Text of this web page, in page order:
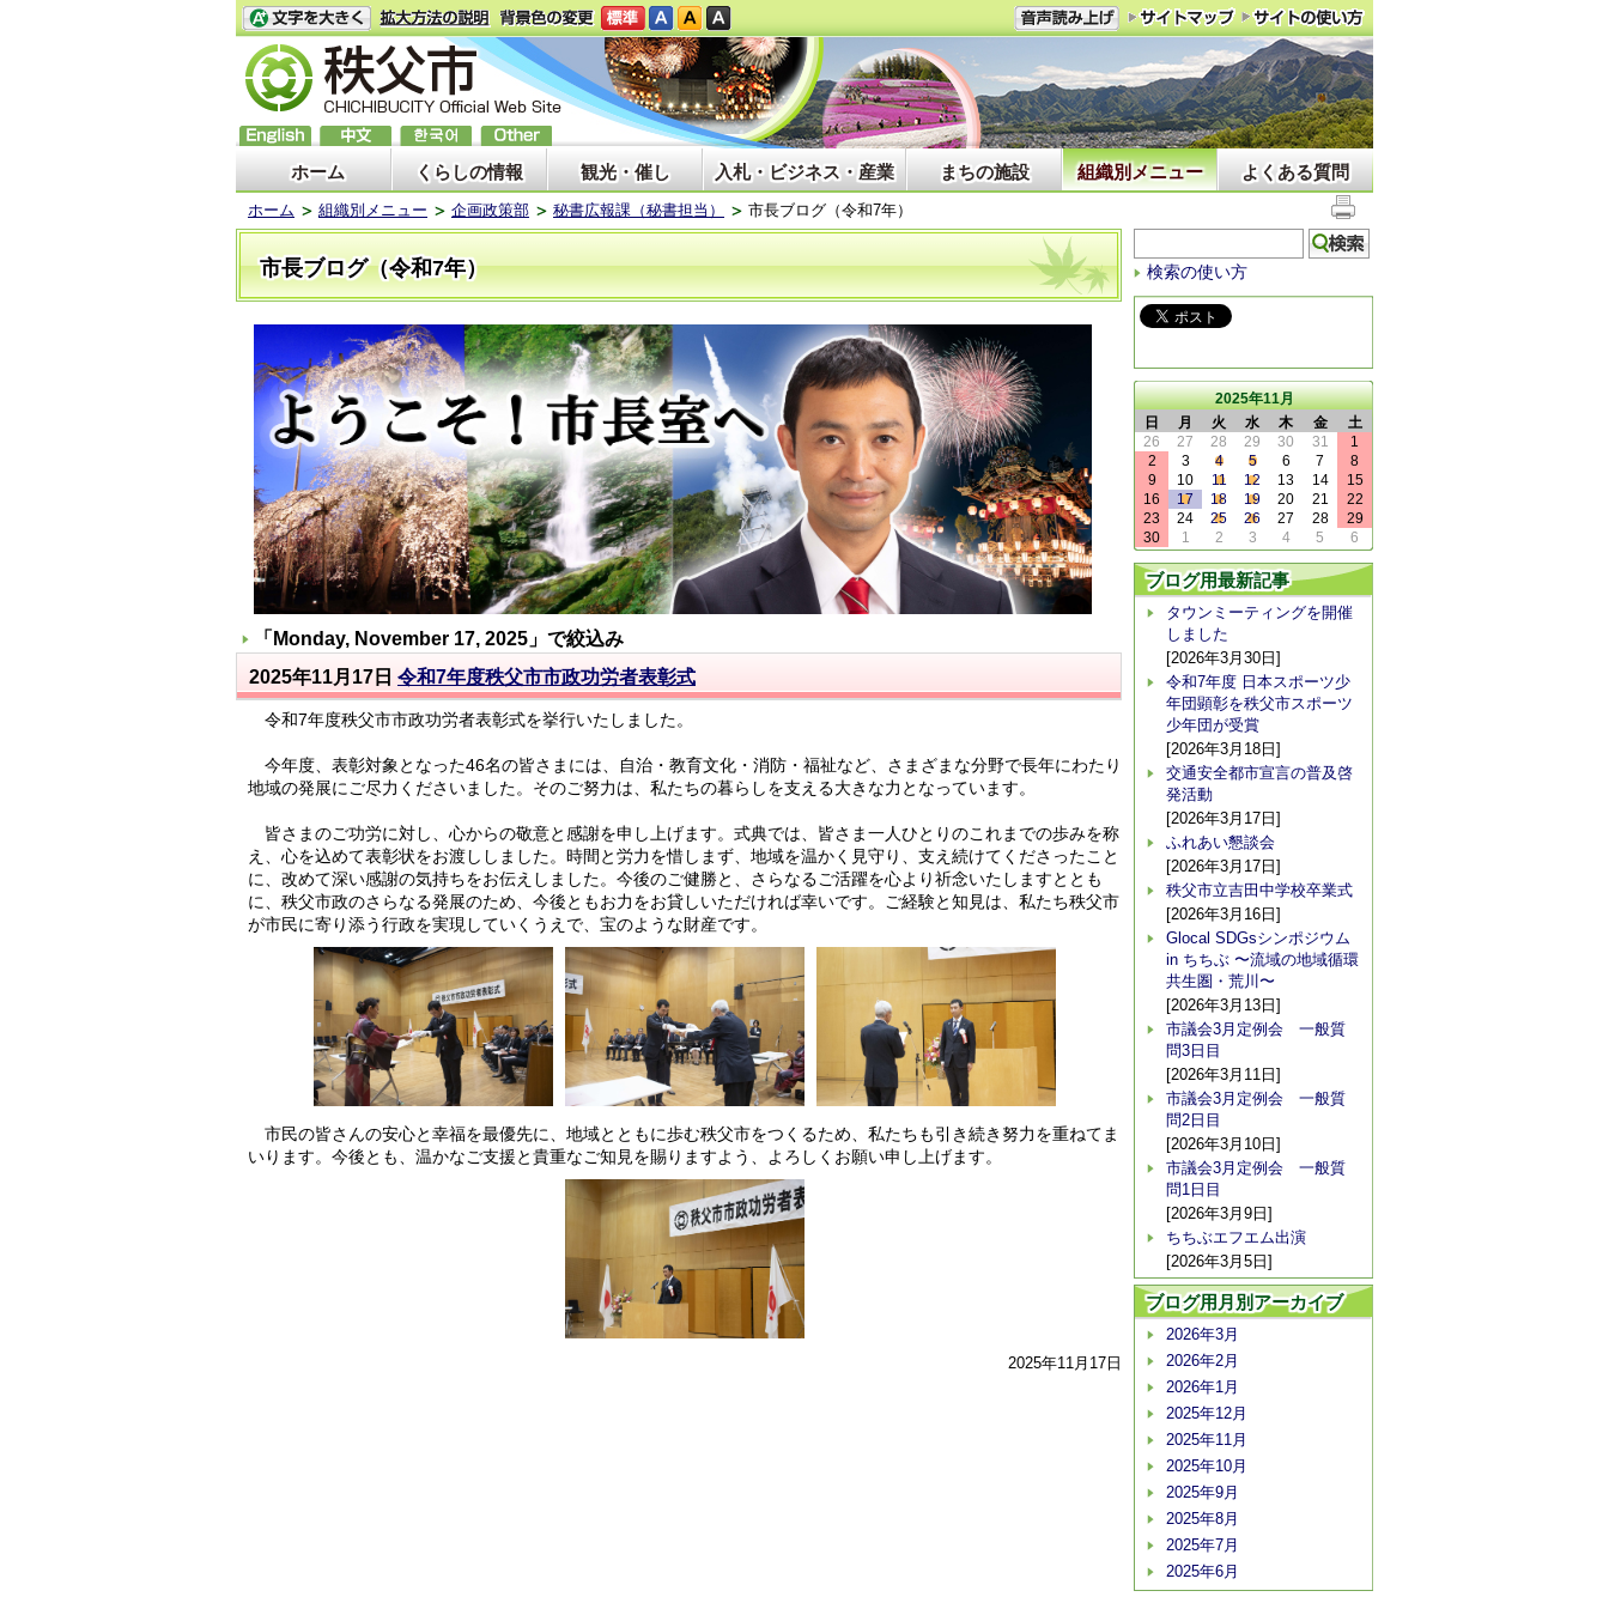
ホーム くらしの情報 観光・催し 入札・ビジネス・産業 まちの施設 組織別メニュー よくある質問
ホーム 組織別メニュー 企画政策部 秘書広報課（秘書担当） 市長ブログ（令和7年）
市長ブログ（令和7年）
「 Monday, November 17, 2025 」で絞込み
2025年11月17日 令和7年度秩父市市政功労者表彰式
令和7年度秩父市市政功労者表彰式を挙行いたしました。
今年度、表彰対象となった46名の皆さまには、自治・教育文化・消防・福祉など、さまざまな分野で長年にわたり
地域の発展にご尽力くださいました。そのご努力は、私たちの暮らしを支える大きな力となっています。
皆さまのご功労に対し、心からの敬意と感謝を申し上げます。式典では、皆さま一人ひとりのこれまでの歩みを称
え、心を込めて表彰状をお渡ししました。時間と労力を惜しまず、地域を温かく見守り、支え続けてくださったこと
に、改めて深い感謝の気持ちをお伝えしました。今後のご健勝と、さらなるご活躍を心より祈念いたしますととも
に、秩父市政のさらなる発展のため、今後ともお力をお貸しいただければ幸いです。ご経験と知見は、私たち秩父市
が市民に寄り添う行政を実現していくうえで、宝のような財産です。
市民の皆さんの安心と幸福を最優先に、地域とともに歩む秩父市をつくるため、私たちも引き続き努力を重ねてま
いります。今後とも、温かなご支援と貴重なご知見を賜りますよう、よろしくお願い申し上げます。
2025年11月17日
検索の使い方
2025年11月
日
月 火 水 木 金
土
26
27 28 29 30 31
1
2
3 4 5 6 7
8
9
10 11 12 13 14
15
16
17 18 19 20 21
22
23
24 25 26 27 28
29
30
1 2 3 4 5 6
ブログ用最新記事
タウンミーティングを開催
しました
[2026年3月30日]
令和7年度 日本スポーツ少
年団顕彰を秩父市スポーツ
少年団が受賞
[2026年3月18日]
交通安全都市宣言の普及啓
発活動
[2026年3月17日]
ふれあい懇談会
[2026年3月17日]
秩父市立吉田中学校卒業式
[2026年3月16日]
Glocal SDGsシンポジウム
in ちちぶ 〜流域の地域循環
共生圏・荒川〜
[2026年3月13日]
市議会3月定例会 一般質
問3日目
[2026年3月11日]
市議会3月定例会 一般質
問2日目
[2026年3月10日]
市議会3月定例会 一般質
問1日目
[2026年3月9日]
ちちぶエフエム出演
[2026年3月5日]
ブログ用月別アーカイブ
2026年3月
2026年2月
2026年1月
2025年12月
2025年11月
2025年10月
2025年9月
2025年8月
2025年7月
2025年6月